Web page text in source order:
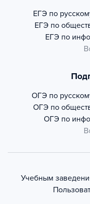
ЕГЭ по
ЕГЭ по
ЕГЭ по
ОГЭ по
ОГЭ по
ОГЭ по
Учебным